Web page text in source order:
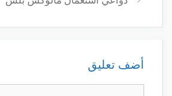
أضف تعليق